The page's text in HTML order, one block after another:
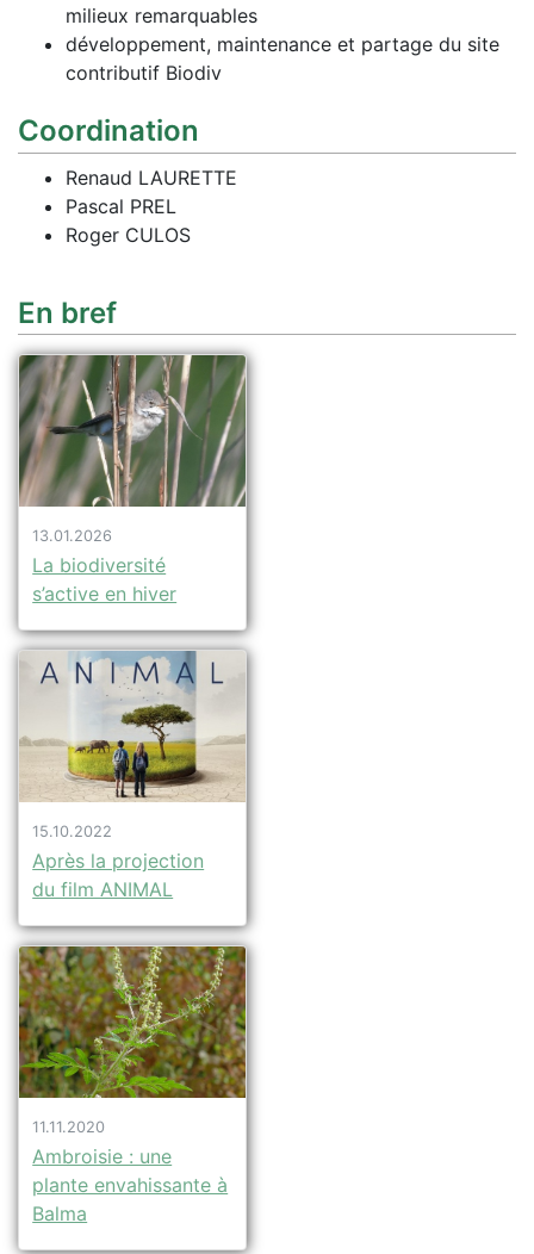
milieux remarquables
développement, maintenance et partage du site
contributif Biodiv
Coordination
Renaud LAURETTE
Pascal PREL
Roger CULOS
En bref
13.01.2026
La biodiversité
s’active en hiver
15.10.2022
Après la projection
du film ANIMAL
11.11.2020
Ambroisie : une
plante envahissante à
Balma